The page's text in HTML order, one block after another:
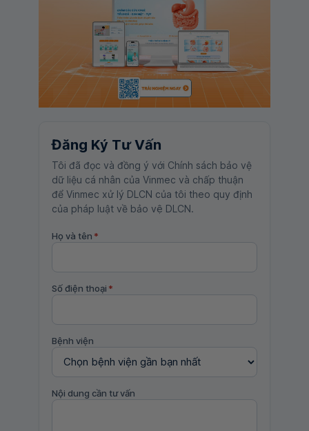
Đăng Ký Tư Vấn
Tôi đã đọc và đồng ý với Chính sách bảo vệ
dữ liệu cá nhân của Vinmec và chấp thuận
để Vinmec xử lý DLCN của tôi theo quy định
của pháp luật về bảo vệ DLCN.
Họ và tên *
Số điện thoại *
Bệnh viện
Nội dung cần tư vấn